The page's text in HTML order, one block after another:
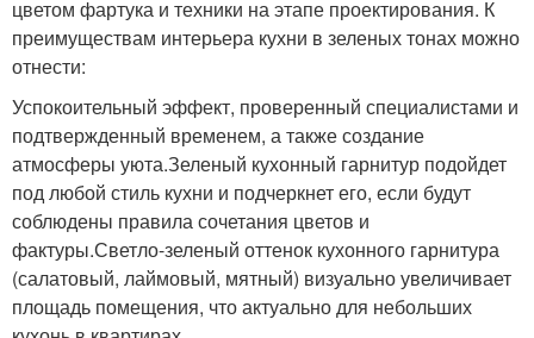
цветом фартука и техники на этапе проектирования. К
преимуществам интерьера кухни в зеленых тонах можно
отнести:
Успокоительный эффект, проверенный специалистами и
подтвержденный временем, а также создание
атмосферы уюта.Зеленый кухонный гарнитур подойдет
под любой стиль кухни и подчеркнет его, если будут
соблюдены правила сочетания цветов и
фактуры.Светло-зеленый оттенок кухонного гарнитура
(салатовый, лаймовый, мятный) визуально увеличивает
площадь помещения, что актуально для небольших